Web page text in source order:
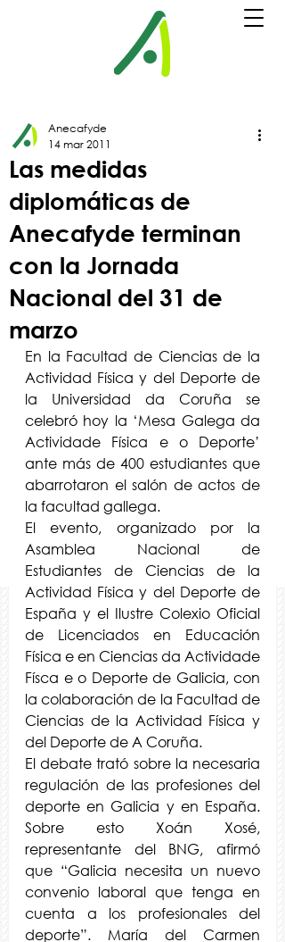
Las medidas
diplomáticas de
Anecafyde terminan
con la Jornada
Nacional del 31 de
marzo
Anecafyde
14 mar 2011
En la Facultad de Ciencias de la
Actividad Física y del Deporte de
la Universidad da Coruña se
celebró hoy la ‘Mesa Galega da
Actividade Física e o Deporte’
ante más de 400 estudiantes que
abarrotaron el salón de actos de
la facultad gallega.
El evento, organizado por la
Asamblea Nacional de
Estudiantes de Ciencias de la
Actividad Física y del Deporte de
España y el Ilustre Colexio Oficial
de Licenciados en Educación
Física e en Ciencias da Actividade
Físca e o Deporte de Galicia, con
la colaboración de la Facultad de
Ciencias de la Actividad Física y
del Deporte de A Coruña.
El debate trató sobre la necesaria
regulación de las profesiones del
deporte en Galicia y en España.
Sobre esto Xoán Xosé,
representante del BNG, afirmó
que “Galicia necesita un nuevo
convenio laboral que tenga en
cuenta a los profesionales del
deporte”. María del Carmen